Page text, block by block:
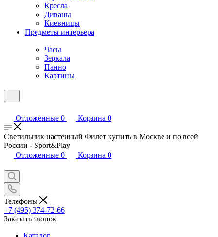
Кресла
Диваны
Киевницы
Предметы интерьера
Часы
Зеркала
Панно
Картины
Отложенные 0 Корзина 0
Светильник настенный Филет купить в Москве и по всей
России - Sport&Play
Отложенные 0 Корзина 0
Телефоны
+7 (495) 374-72-66
Заказать звонок
Каталог